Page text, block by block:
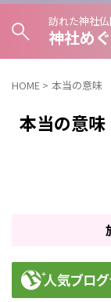
訪れた神社仏
神社め
HOME > 本当の意味
本当の意味